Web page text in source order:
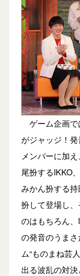
ゲーム企画で
がジャッジ！
メンバーに加
尾扮するIKKO
みかん扮する
扮して登場し
のはもちろん
の発音のうま
ム“ものまね芸
出る波乱の対決